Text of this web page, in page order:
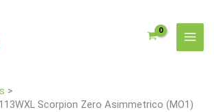
Scorpion Zero Asimmetrico (MO1)